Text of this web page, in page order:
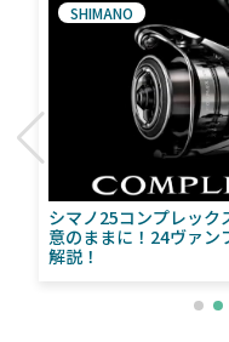
シマノ25コンプレック
意のままに！24ヴァン
解説！
SHIMANO